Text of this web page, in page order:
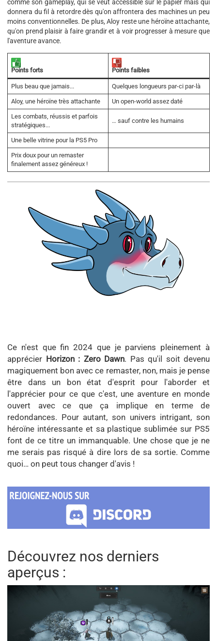
comme son gameplay, qui se veut accessible sur le papier mais qui
donnera du fil à retordre dès qu'on affrontera des machines un peu
moins conventionnelles. De plus, Aloy reste une héroïne attachante,
qu'on prend plaisir à faire grandir et à voir progresser à mesure que
l'aventure avance.
Points forts Points faibles
Plus beau que jamais... Quelques longueurs par-ci par-là
Aloy, une héroïne très attachante Un open-world assez daté
Les combats, réussis et parfois
stratégiques...
… sauf contre les humains
Une belle vitrine pour la PS5 Pro
Prix doux pour un remaster
finalement assez généreux !
Ce n'est que fin 2024 que je parviens pleinement à
apprécier Horizon : Zero Dawn. Pas qu'il soit devenu
magiquement bon avec ce remaster, non, mais je pense
être dans un bon état d'esprit pour l'aborder et
l'apprécier pour ce que c'est, une aventure en monde
ouvert avec ce que ça implique en terme de
redondances. Pour autant, son univers intrigant, son
héroïne intéressante et sa plastique sublimée sur PS5
font de ce titre un immanquable. Une chose que je ne
me serais pas risqué à dire lors de sa sortie. Comme
quoi… on peut tous changer d'avis !
Découvrez nos derniers
aperçus :